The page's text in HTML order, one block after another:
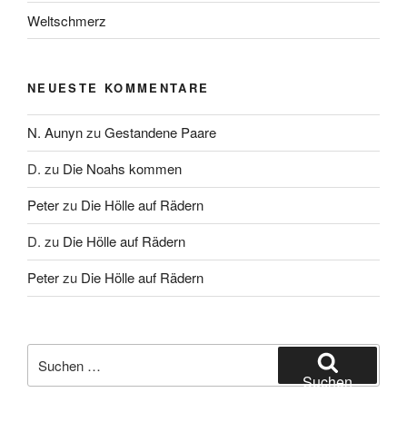
Weltschmerz
NEUESTE KOMMENTARE
N. AunynzuGestandene Paare
D. zu Die Noahs kommen
Peterzu Die Hölle auf Rädern
D. zu Die Hölle auf Rädern
Peterzu Die Hölle auf Rädern
nach:
Suchen